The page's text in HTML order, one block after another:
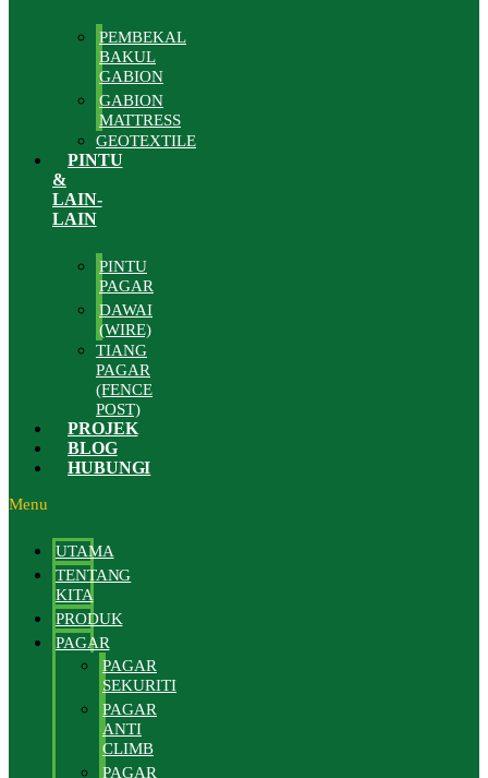
PEMBEKAL
BAKUL
GABION
GABION
MATTRESS
GEOTEXTILE
PINTU
&
LAIN-
LAIN
PINTU
PAGAR
DAWAI
(WIRE)
TIANG
PAGAR
(FENCE
POST)
PROJEK
BLOG
HUBUNGI
Menu
UTAMA
TENTANG
KITA
PRODUK
PAGAR
PAGAR
SEKURITI
PAGAR
ANTI
CLIMB
PAGAR